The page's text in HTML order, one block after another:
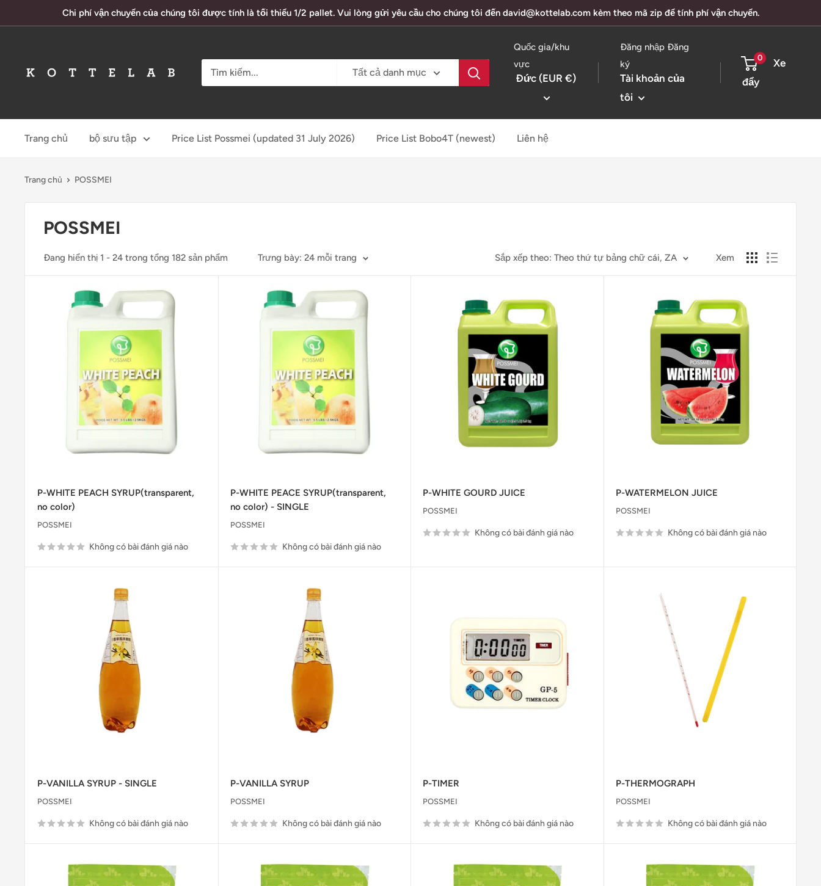
đến
Chi phí vận chuyển của chúng tôi được tính là tối thiểu 1/2 pallet. Vui lòng gửi yêu cầu cho chúng tôi đến david@kottelab.com kèm theo mã zip để tính phí vận chuyển.
KotteLab Tất cả danh mục
Quốc gia/khu
vực
Đức (EUR €)
Đăng nhập Đăng
ký
Tài khoản của
tôi
0
Xe
đẩy
Trang chủ bộ sưu tập Price List Possmei (updated 31 July 2026) Price List Bobo4T (newest) Liên hệ
Trang chủ POSSMEI
POSSMEI
Đang hiển thị 1 - 24 trong tổng 182 sản phẩm Trưng bày: 24 mỗi trang Sắp xếp theo: Theo thứ tự bảng chữ cái, ZA Xem
P-WHITE PEACH SYRUP(transparent,
no color)
POSSMEI
Không có bài đánh giá nào
P-WHITE PEACE SYRUP(transparent,
no color) - SINGLE
POSSMEI
Không có bài đánh giá nào
P-WHITE GOURD JUICE
POSSMEI
Không có bài đánh giá nào
P-WATERMELON JUICE
POSSMEI
Không có bài đánh giá nào
P-VANILLA SYRUP - SINGLE
POSSMEI
Không có bài đánh giá nào
P-VANILLA SYRUP
POSSMEI
Không có bài đánh giá nào
P-TIMER
POSSMEI
Không có bài đánh giá nào
P-THERMOGRAPH
POSSMEI
Không có bài đánh giá nào